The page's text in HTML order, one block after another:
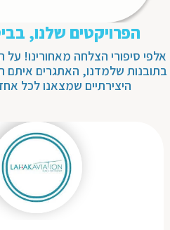
הפרויקטים שלנו,
אלפי סיפורי הצלחה מאחורינו! על
בתובנות שלמדנו, האתגרים איתם
היצירתיים שמצאנו לכל